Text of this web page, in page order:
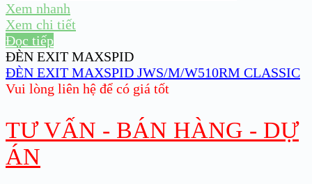
Xem nhanh
Xem chi tiết
Đọc tiếp
ĐÈN EXIT MAXSPID
ĐÈN EXIT MAXSPID JWS/M/W510RM CLASSIC
Vui lòng liên hệ để có giá tốt
TƯ VẤN - BÁN HÀNG - DỰ
ÁN